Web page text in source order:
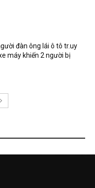
đàn ông lái ô tô tr.uy
máy khiến 2 người bị